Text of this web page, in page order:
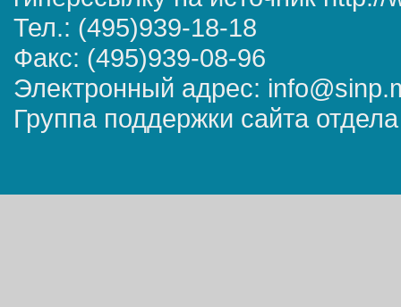
Тел.: (495)939-18-18
Факс: (495)939-08-96
Электронный адрес:
Группа поддержки сайта